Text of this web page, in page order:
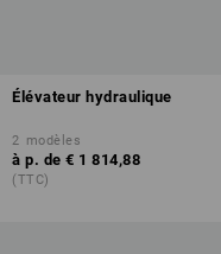
Élévateur hydraulique
2 modèles
à p. de € 1 814,88
(TTC)